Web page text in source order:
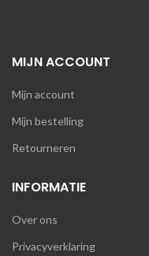
MIJN ACCOUNT
Mijn account
Mijn bestelling
Retourneren
INFORMATIE
Over ons
Privacyverklaring